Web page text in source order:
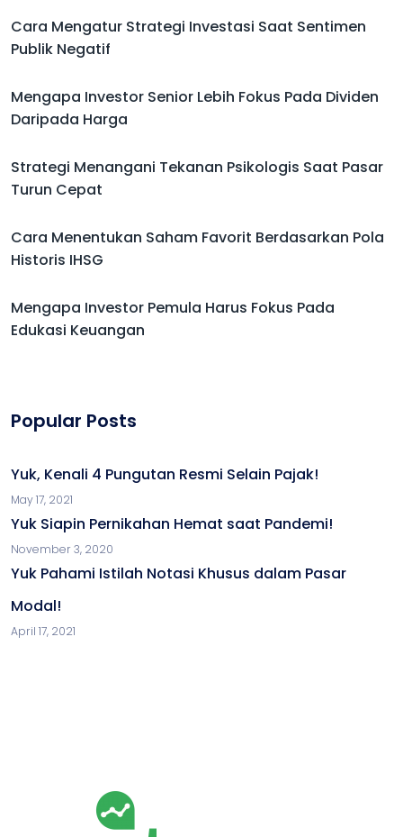
Cara Mengatur Strategi Investasi Saat Sentimen
Publik Negatif
Mengapa Investor Senior Lebih Fokus Pada Dividen
Daripada Harga
Strategi Menangani Tekanan Psikologis Saat Pasar
Turun Cepat
Cara Menentukan Saham Favorit Berdasarkan Pola
Historis IHSG
Mengapa Investor Pemula Harus Fokus Pada
Edukasi Keuangan
Popular Posts
Yuk, Kenali 4 Pungutan Resmi Selain Pajak!
May 17, 2021
Yuk Siapin Pernikahan Hemat saat Pandemi!
November 3, 2020
Yuk Pahami Istilah Notasi Khusus dalam Pasar
Modal!
April 17, 2021